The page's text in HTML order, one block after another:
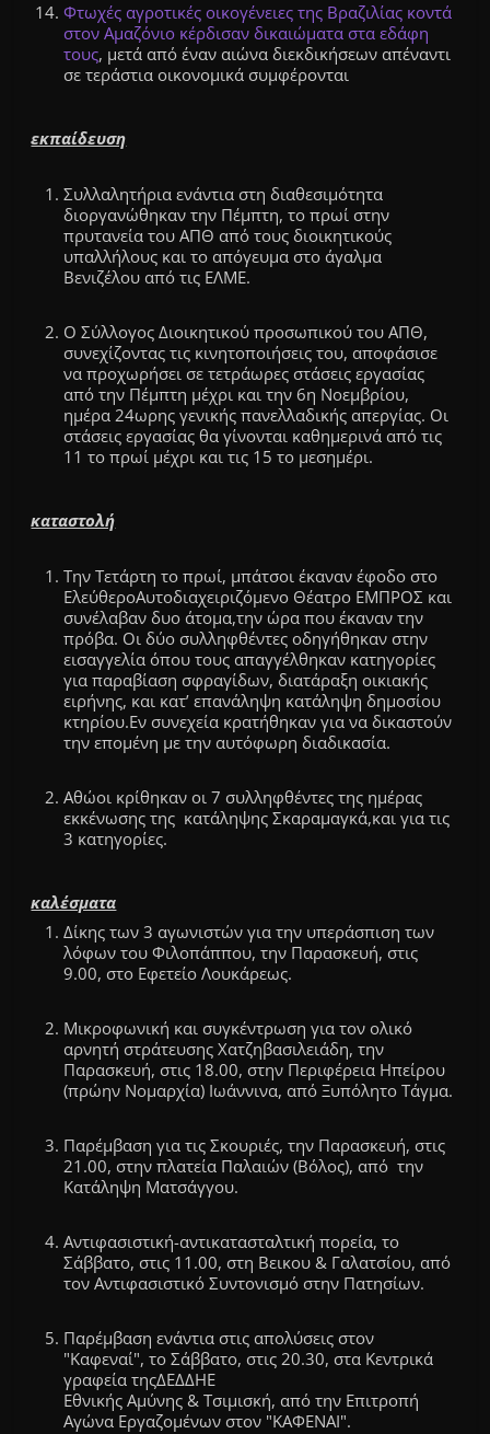
Φτωχές αγροτικές οικογένειες της Βραζιλίας κοντά
στον Αμαζόνιο κέρδισαν δικαιώματα στα εδάφη
τους, μετά από έναν αιώνα διεκδικήσεων απέναντι
σε τεράστια οικονομικά συμφέρονται
εκπαίδευση
Συλλαλητήρια ενάντια στη διαθεσιμότητα
διοργανώθηκαν την Πέμπτη, το πρωί στην
πρυτανεία τουΑΠΘ από τους διοικητικούς
υπαλλήλους και το απόγευμα στο άγαλμα
Βενιζέλου από τις ΕΛΜΕ.
O Σύλλογος Διοικητικού προσωπικού τουΑΠΘ,
συνεχίζοντας τις κινητοποιήσεις του, αποφάσισε
να προχωρήσει σε τετράωρες στάσεις εργασίας
από την Πέμπτη μέχρι και την 6η Νοεμβρίου,
ημέρα 24ωρης γενικής πανελλαδικής απεργίας. Οι
στάσεις εργασίας θα γίνονται καθημερινά από τις
11 τοπρωί μέχρι και τις 15 το μεσημέρι.
καταστολή
Την Τετάρτη το πρωί, μπάτσοι έκαναν έφοδο στο
ΕλεύθεροΑυτοδιαχειριζόμενο Θέατρο ΕΜΠΡΟΣ και
συνέλαβαν δυο άτομα,την ώρα που έκαναν την
πρόβα. Οι δύο συλληφθέντες οδηγήθηκαν στην
εισαγγελία όπου τους απαγγέλθηκαν κατηγορίες
για παραβίαση σφραγίδων, διατάραξη οικιακής
ειρήνης, και κατʼ επανάληψη κατάληψη δημοσίου
κτηρίου.Εν συνεχεία κρατήθηκαν για να δικαστούν
την επομένη με την αυτόφωρη διαδικασία.
Αθώοι κρίθηκαν οι 7 συλληφθέντες της ημέρας
εκκένωσης της κατάληψης Σκαραμαγκά,και για τις
3 κατηγορίες.
καλέσματα
Δίκης των 3 αγωνιστών για την υπεράσπιση των
λόφων του Φιλοπάππου, την Παρασκευή, στις
9.00, στο ΕφετείοΛουκάρεως.
Μικροφωνική και συγκέντρωση για τον ολικό
αρνητή στράτευσηςΧατζηβασιλειάδη, την
Παρασκευή, στις 18.00, στην Περιφέρεια Ηπείρου
(πρώην Νομαρχία) Ιωάννινα, απόΞυπόλητο Τάγμα.
Παρέμβαση για τις Σκουριές, την Παρασκευή, στις
21.00, στην πλατεία Παλαιών (Βόλος), από την
Κατάληψη Ματσάγγου.
Αντιφασιστική-αντικατασταλτική πορεία, το
Σάββατο, στις 11.00, στη Βεικου & Γαλατσίου, από
τον Αντιφασιστικό Συντονισμό στην Πατησίων.
Παρέμβαση ενάντια στις απολύσεις στον
"Καφεναί", το Σάββατο, στις 20.30, στα Κεντρικά
γραφεία τηςΔΕΔΔΗΕ
Εθνικής Αμύνης & Τσιμισκή, από την Επιτροπή
Αγώνα Εργαζομένων στον "ΚΑΦΕΝΑΙ".